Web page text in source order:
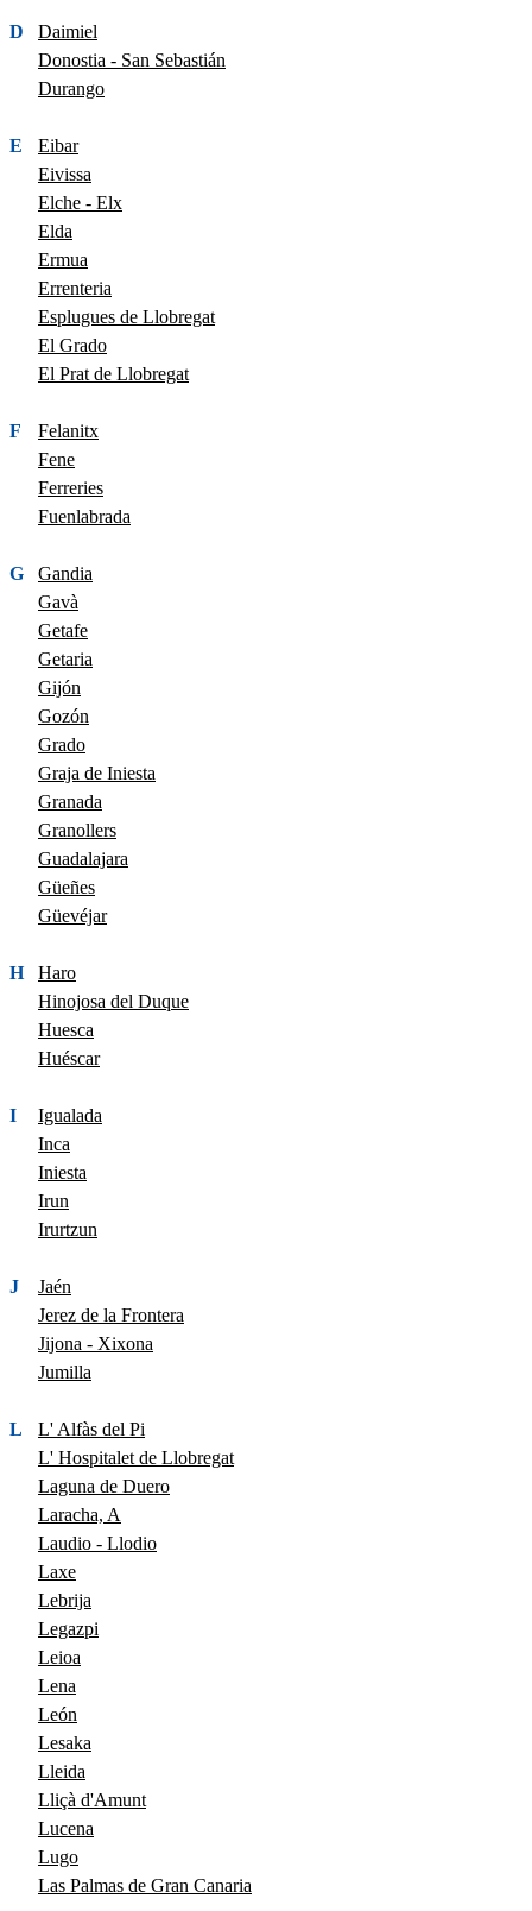
D
Daimiel
Donostia - San Sebastián
Durango
E
Eibar
Eivissa
Elche - Elx
Elda
Ermua
Errenteria
Esplugues de Llobregat
El Grado
El Prat de Llobregat
F
Felanitx
Fene
Ferreries
Fuenlabrada
G
Gandia
Gavà
Getafe
Getaria
Gijón
Gozón
Grado
Graja de Iniesta
Granada
Granollers
Guadalajara
Güeñes
Güevéjar
H
Haro
Hinojosa del Duque
Huesca
Huéscar
I
Igualada
Inca
Iniesta
Irun
Irurtzun
J
Jaén
Jerez de la Frontera
Jijona - Xixona
Jumilla
L
L' Alfàs del Pi
L' Hospitalet de Llobregat
Laguna de Duero
Laracha, A
Laudio - Llodio
Laxe
Lebrija
Legazpi
Leioa
Lena
León
Lesaka
Lleida
Lliçà d'Amunt
Lucena
Lugo
Las Palmas de Gran Canaria